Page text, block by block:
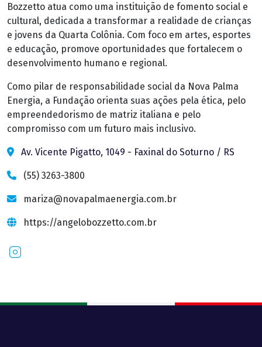
Bozzetto atua como uma instituição de fomento social e
cultural, dedicada a transformar a realidade de crianças
e jovens da Quarta Colônia. Com foco em artes, esportes
e educação, promove oportunidades que fortalecem o
desenvolvimento humano e regional.
Como pilar de responsabilidade social da Nova Palma
Energia, a Fundação orienta suas ações pela ética, pelo
empreendedorismo de matriz italiana e pelo
compromisso com um futuro mais inclusivo.
Av. Vicente Pigatto, 1049 - Faxinal do Soturno / RS
(55) 3263-3800
mariza@novapalmaenergia.com.br
https://angelobozzetto.com.br
Instagram